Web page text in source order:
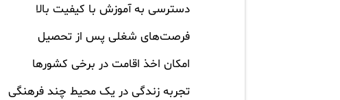
دسترسی به آموزش با کیفیت بالا
فرصت‌های شغلی پس از تحصیل
امکان اخذ اقامت در برخی کشورها
تجربه زندگی در یک محیط چند فرهنگی